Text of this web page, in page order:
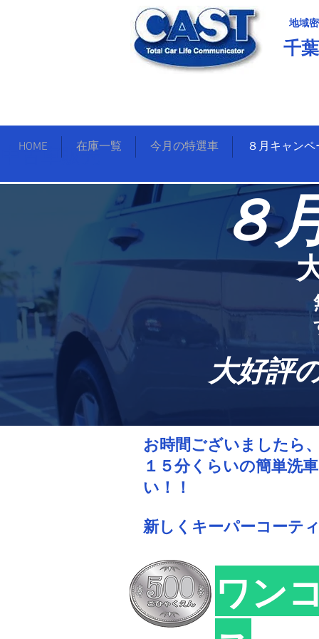
地域
千
中古車販売
HOME 在庫一覧 今月の特選車 ８月キャンペ
８
大好評
お時間ございましたら
１５分くらいの簡単洗
い！！
新しくキーパーコーテ
ワン